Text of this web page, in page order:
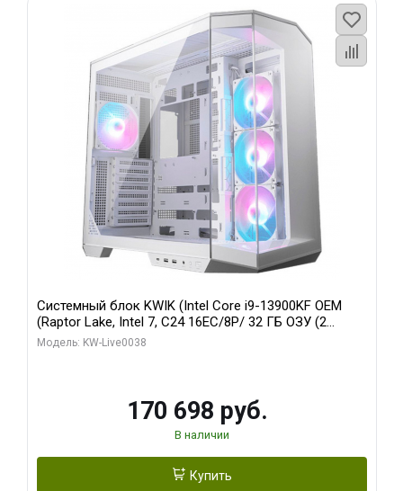
Системный блок KWIK (Intel Core i9-13900KF OEM
(Raptor Lake, Intel 7, C24 16EC/8P/ 32 ГБ ОЗУ (2
модуля)/ Gigabyte RX9070XT GAMING OC 16GB GDDR6
Модель: KW-Live0038
170 698 руб.
В наличии
Купить